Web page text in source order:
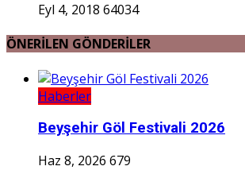
Eyl 4, 2018 64034
ÖNERİLEN GÖNDERİLER
Haberler
Beyşehir Göl Festivali 2026
Haz 8, 2026 679